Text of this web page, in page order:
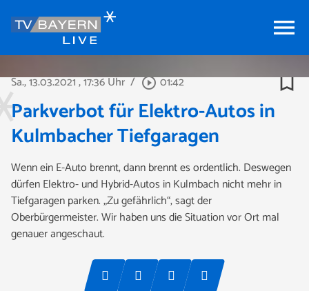
menu
Sa., 13.03.2021, 17:36 Uhr / play_circle_outline01:42 bookmark_border
Parkverbot für Elektro-Autos in
Kulmbacher Tiefgaragen
Wenn ein E-Auto brennt, dann brennt es ordentlich. Deswegen
dürfen Elektro- und Hybrid-Autos in Kulmbach nicht mehr in
Tiefgaragen parken. „Zu gefährlich“, sagt der
Oberbürgermeister. Wir haben uns die Situation vor Ort mal
genauer angeschaut.